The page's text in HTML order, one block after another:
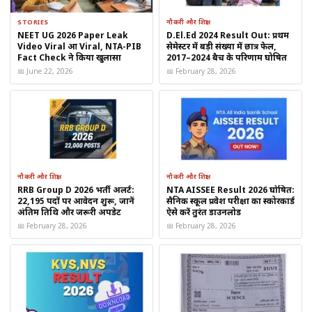
रिजल्ट से जुड़ी महत्वपूर्ण जानकारी
कुल उत्तीर्ण उम्मीदवारों की संख्या: जारी
टॉप टॉपर का स्कोर: उपलब्ध PDF में देखें
कट-ऑफ और अंक विभाजन: आधिकारिक नोटिफिकेशन में
प्रकाशित
STORIES
NEET UG 2026 Paper Leak
Video Viral हुआ Viral, NTA-PIB
Fact Check ने किया खुलासा
📅 June 22, 2026
नौकरी और शिक्षा
D.El.Ed 2024 Result Out: प्रथम
सेमेस्टर में बड़ी संख्या में छात्र फेल,
2017–2024 बैच के परिणाम घोषित
📅 February 28, 2026
नौकरी और शिक्षा
RRB Group D 2026 भर्ती अलर्ट:
22,195 पदों पर आवेदन शुरू, जानें
अंतिम तिथि और जरूरी अपडेट
📅 February 28, 2026
नौकरी और शिक्षा
NTA AISSEE Result 2026 घोषित:
सैनिक स्कूल प्रवेश परीक्षा का स्कोरकार्ड
ऐसे करें तुरंत डाउनलोड
📅 February 28, 2026